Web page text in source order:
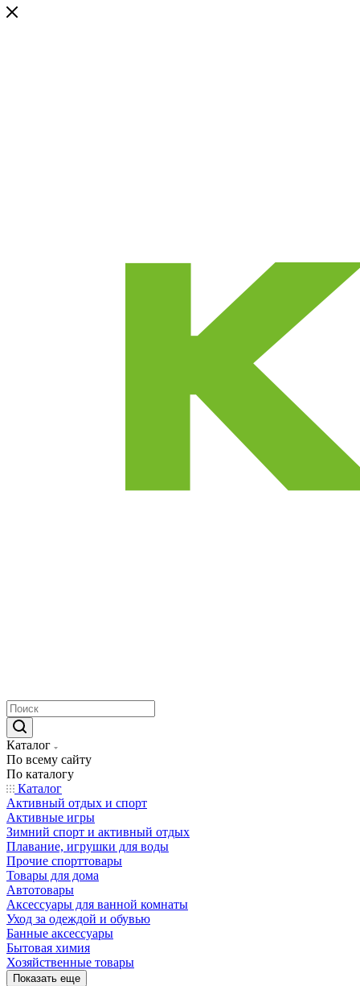
Каталог
По всему сайту
По каталогу
Каталог
Активный отдых и спорт
Активные игры
Зимний спорт и активный отдых
Плавание, игрушки для воды
Прочие спорттовары
Товары для дома
Автотовары
Аксессуары для ванной комнаты
Уход за одеждой и обувью
Банные аксессуары
Бытовая химия
Хозяйственные товары
Показать еще